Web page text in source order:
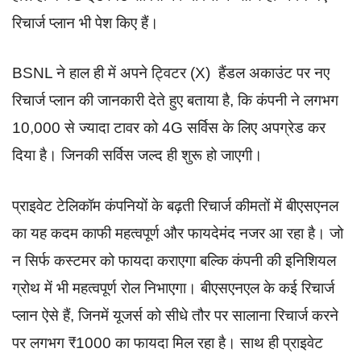
रिचार्ज प्लान भी पेश किए हैं।
BSNL ने हाल ही में अपने ट्विटर (X) हैंडल अकाउंट पर नए
रिचार्ज प्लान की जानकारी देते हुए बताया है, कि कंपनी ने लगभग
10,000 से ज्यादा टावर को 4G सर्विस के लिए अपग्रेड कर
दिया है। जिनकी सर्विस जल्द ही शुरू हो जाएगी।
प्राइवेट टेलिकॉम कंपनियों के बढ़ती रिचार्ज कीमतों में बीएसएनल
का यह कदम काफी महत्वपूर्ण और फायदेमंद नजर आ रहा है। जो
न सिर्फ कस्टमर को फायदा कराएगा बल्कि कंपनी की इनिशियल
ग्रोथ में भी महत्वपूर्ण रोल निभाएगा। बीएसएनएल के कई रिचार्ज
प्लान ऐसे हैं, जिनमें यूजर्स को सीधे तौर पर सालाना रिचार्ज करने
पर लगभग ₹1000 का फायदा मिल रहा है। साथ ही प्राइवेट